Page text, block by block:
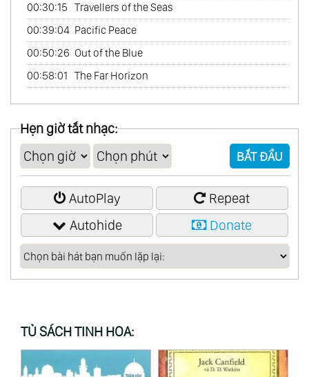
00:30:15 Travellers of the Seas
00:39:04 Pacific Peace
00:50:26 Out of the Blue
00:58:01 The Far Horizon
Hẹn giờ tắt nhạc:
BẮT ĐẦU
AutoPlay
Repeat
Autohide
Donate
TỦ SÁCH TINH HOA: